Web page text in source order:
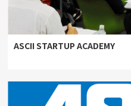
ASCII STARTUP ACADEMY